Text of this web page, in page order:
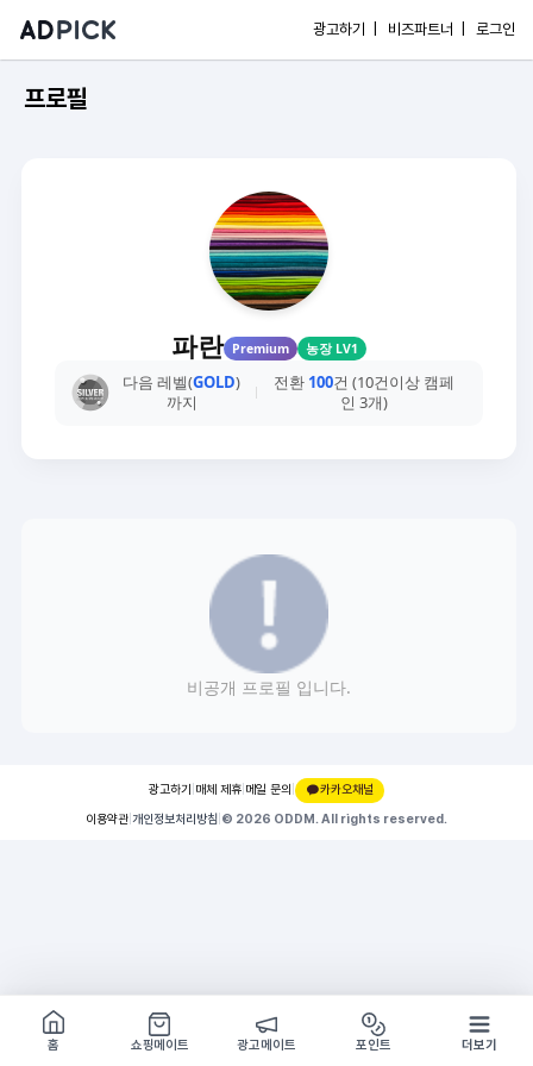
광고하기 | 비즈파트너 | 로그인
프로필
파란 Premium 농장 LV1
다음 레벨(GOLD)
까지
전환 100건 (10건이상 캠페
인 3개)
비공개 프로필 입니다.
광고하기 매체 제휴 메일 문의 |
카카오채널
이용약관 개인정보처리방침 © 2026 ODDM. All rights reserved.
쇼핑몰 구경하기
방문시 1G
홈
쇼핑메이트 광고메이트 포인트 더보기